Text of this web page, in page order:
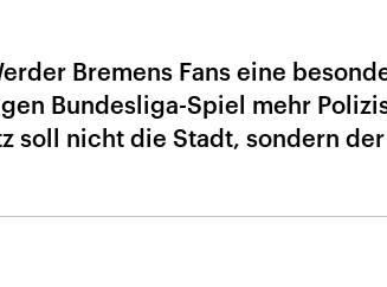
Bremens Fans eine
Bundesliga-Spiel mehr
soll nicht die Stadt, sondern